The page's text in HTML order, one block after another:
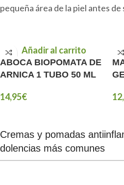
pequeña área de la piel antes
Añadir al carrito
ABOCA BIOPOMATA DE
ARNICA 1 TUBO 50 ML
14,95€
Cremas y pomadas
dolencias más comunes